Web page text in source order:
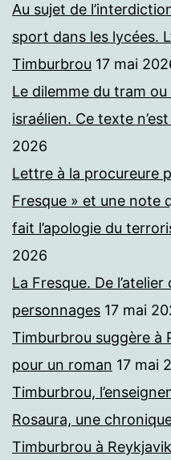
Au sujet de
sport dans les lycées.
Timburbrou 17 mai
Le dilemme du tram ou
israélien. Ce texte
2026
Lettre à la procureure
Fresque » et une note
fait l’apologie du
2026
La Fresque. De
personnages 17 mai
Timburbrou suggère à
pour un roman 17 mai
Timburbrou,
Rosaura, une
Timburbrou à Reykjavik